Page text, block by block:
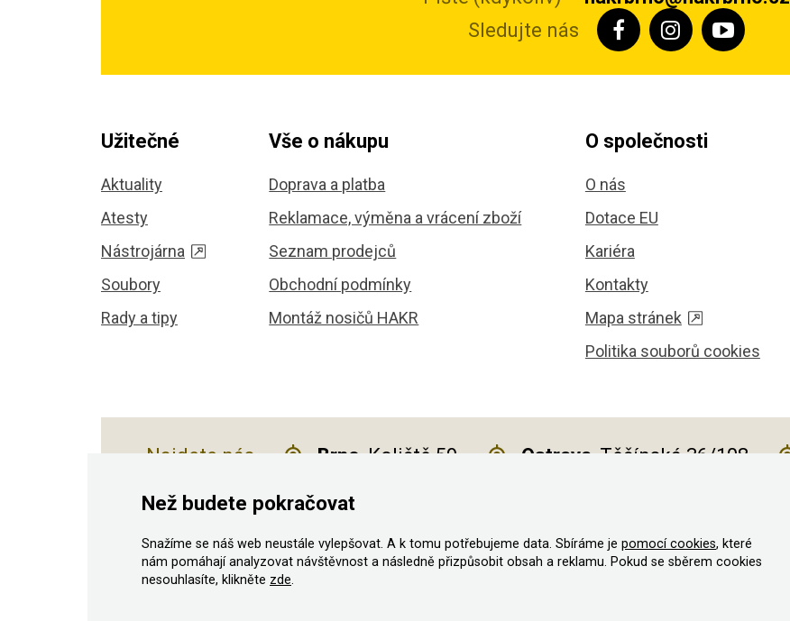
Sledujte nás
Užitečné
Aktuality
Atesty
Nástrojárna
Soubory
Rady a tipy
Vše o nákupu
Doprava a platba
Reklamace, výměna a vrácení zboží
Seznam prodejců
Obchodní podmínky
Montáž nosičů HAKR
O společnosti
O nás
Dotace EU
Kariéra
Kontakty
Mapa stránek
Politika souborů cookies
Najdete nás Brno, Koliště 59 Ostrava, Těšínská 36/108
© 2011–2026 ASN Hakr Brno. Všechna práva vyhrazena
Než budete pokračovat
Snažíme se náš web neustále vylepšovat. A k tomu potřebujeme data. Sbíráme je pomocí cookies, které
nám pomáhají analyzovat návštěvnost a následně přizpůsobit obsah a reklamu. Pokud se sběrem cookies
nesouhlasíte, klikněte zde.